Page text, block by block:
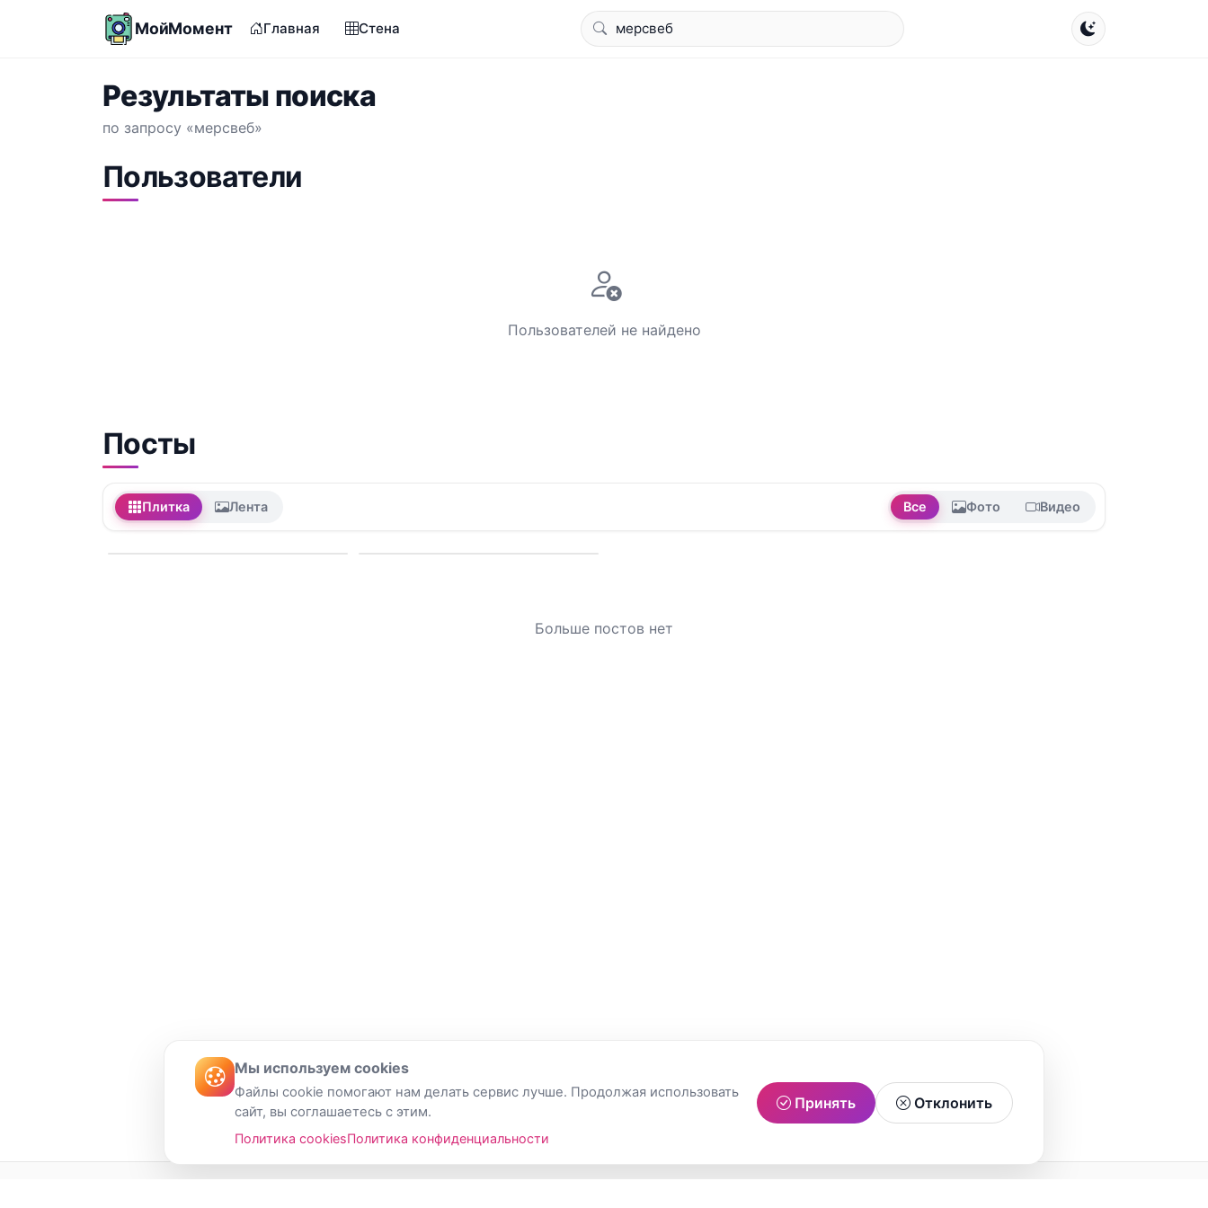
МойМомент Главная Стена
Результаты поиска
по запросу «мерсвеб»
Пользователи
Пользователей не найдено
Посты
Плитка Лента Все Фото Видео
Больше постов нет
Мы используем cookies
Файлы cookie помогают нам делать сервис лучше. Продолжая использовать
сайт, вы соглашаетесь с этим.
Политика cookiesПолитика конфиденциальности
Принять Отклонить